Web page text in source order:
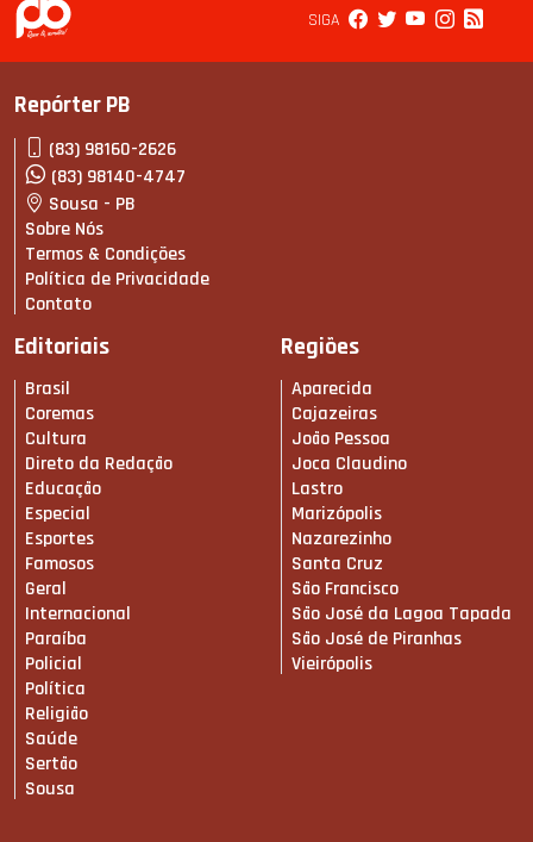
SIGA
Repórter PB
(83) 98160-2626
(83) 98140-4747
Sousa - PB
Sobre Nós
Termos & Condições
Política de Privacidade
Contato
Editoriais
Brasil
Coremas
Cultura
Direto da Redação
Educação
Especial
Esportes
Famosos
Geral
Internacional
Paraíba
Policial
Política
Religião
Saúde
Sertão
Sousa
Regiões
Aparecida
Cajazeiras
João Pessoa
Joca Claudino
Lastro
Marizópolis
Nazarezinho
Santa Cruz
São Francisco
São José da Lagoa Tapada
São José de Piranhas
Vieirópolis